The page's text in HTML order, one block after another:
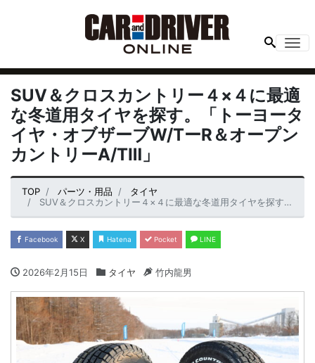
SUV＆クロスカントリー４×４に最適
な冬道用タイヤを探す。「トーヨータ
イヤ・オブザーブW/TーR＆オープン
カントリーA/TⅢ」
TOP パーツ・用品
タイヤ
SUV＆クロスカントリー４×４に最適な冬道用タイヤを探す。「トーヨータイヤ・オブザーブW/TーR＆オープンカントリーA/TⅢ」
Facebook X Hatena Pocket LINE
2026年2月15日 タイヤ 竹内龍男